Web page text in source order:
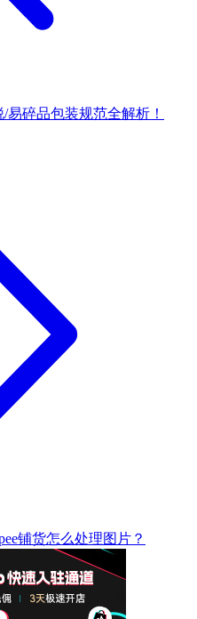
易碎品包装规范全解析！
铺货怎么处理图片？